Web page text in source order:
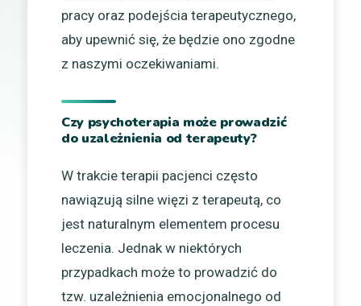
pracy oraz podejścia terapeutycznego,
aby upewnić się, że będzie ono zgodne
z naszymi oczekiwaniami.
Czy psychoterapia może prowadzić
do uzależnienia od terapeuty?
W trakcie terapii pacjenci często
nawiązują silne więzi z terapeutą, co
jest naturalnym elementem procesu
leczenia. Jednak w niektórych
przypadkach może to prowadzić do
tzw. uzależnienia emocjonalnego od